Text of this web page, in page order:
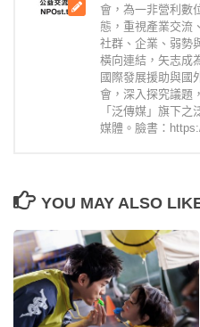
會，為一非營利數
態，重視產業交流
社群、企業、弱勢
橫向連結，矢志成
國際發展援助與國
會，深入探究議題
「泛傳媒」旗下
媒體。臉書：
YOU MAY ALSO